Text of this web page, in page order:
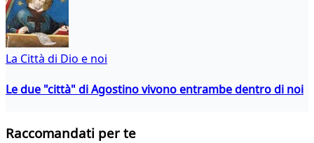
La Città di Dio e noi
Le due "città" di Agostino vivono entrambe dentro di noi
Raccomandati per te